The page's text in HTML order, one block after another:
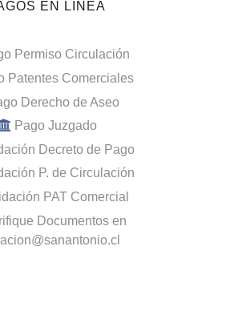
EN LINEA
Permiso Circulación
Patentes Comerciales
Derecho de Aseo
Pago Juzgado
Decreto de Pago
P. de Circulación
PAT Comercial
Documentos en